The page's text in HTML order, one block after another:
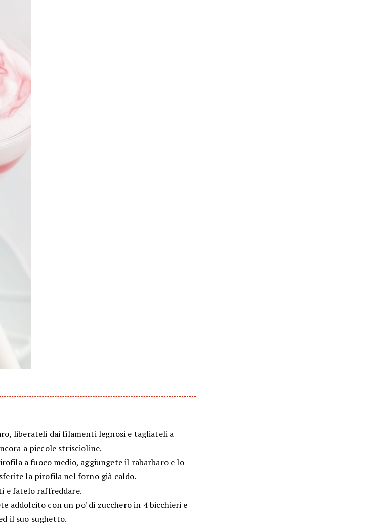
liberateli dai filamenti legnosi e tagliateli a
a piccole striscioline.
a fuoco medio, aggiungete il rabarbaro e lo
la pirofila nel forno già caldo.
e fatelo raffreddare.
addolcito con un po' di zucchero in 4 bicchieri e
il suo sughetto.